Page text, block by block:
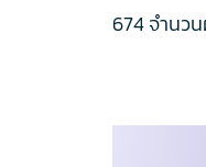
674 จำนว